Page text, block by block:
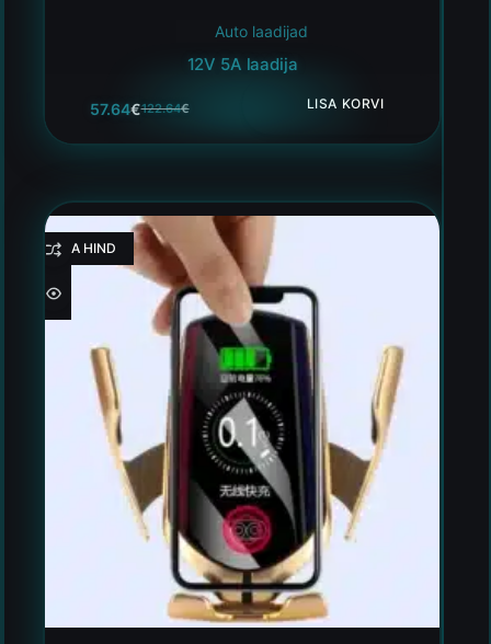
Auto laadijad
12V 5A laadija
122.64€
57.64€ LISA KORVI
HEA HIND